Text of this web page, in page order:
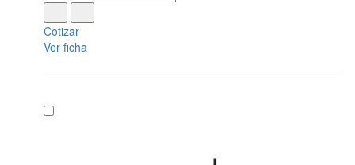
Cotizar
Ver ficha